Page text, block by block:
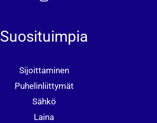
Suosituimpia
Sijoittaminen
Puhelinliittymät
Sähkö
Laina